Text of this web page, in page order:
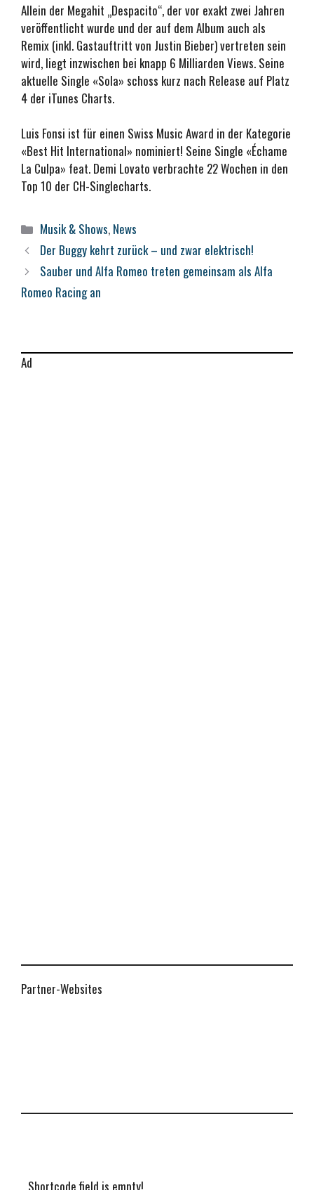
Allein der Megahit „Despacito“, der vor exakt zwei Jahren
veröffentlicht wurde und der auf dem Album auch als
Remix (inkl. Gastauftritt von Justin Bieber) vertreten sein
wird, liegt inzwischen bei knapp 6 Milliarden Views. Seine
aktuelle Single «Sola» schoss kurz nach Release auf Platz
4 der iTunes Charts.
Luis Fonsi ist für einen Swiss Music Award in der Kategorie
«Best Hit International» nominiert! Seine Single «Échame
La Culpa» feat. Demi Lovato verbrachte 22 Wochen in den
Top 10 der CH-Singlecharts.
Kategorien
Musik & Shows, News
Der Buggy kehrt zurück – und zwar elektrisch!
Sauber und Alfa Romeo treten gemeinsam als Alfa
Romeo Racing an
Ad
Partner-Websites
Shortcode field is empty!